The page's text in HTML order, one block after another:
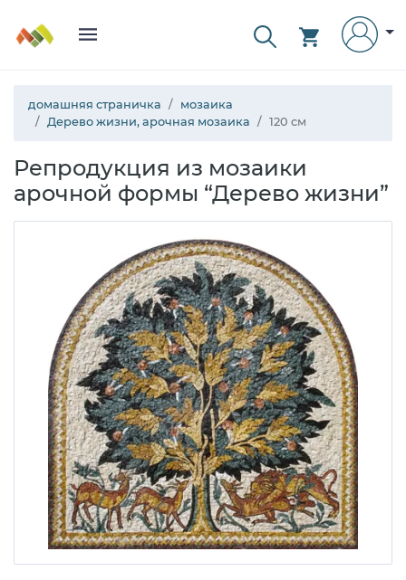
домашняя страничка
мозаика
Дерево жизни, арочная мозаика
120 см
Репродукция из мозаики
арочной формы “Дерево жизни”